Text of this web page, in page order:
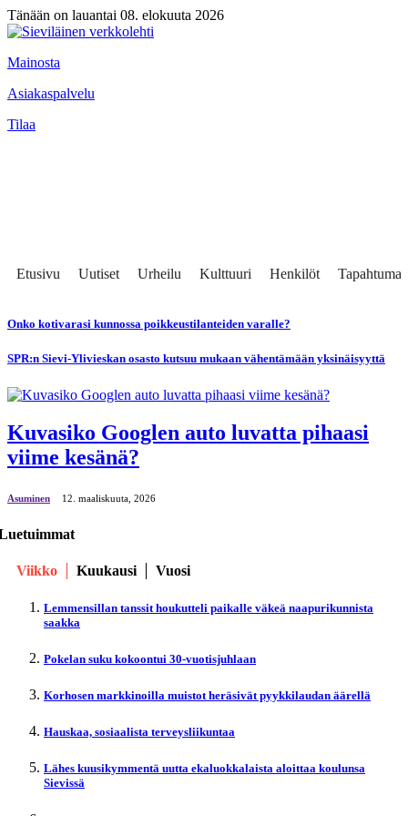
Tänään on lauantai 08. elokuuta 2026
Mainosta
Asiakaspalvelu
Tilaa
Etusivu Uutiset Urheilu Kulttuuri Henkilöt Tapahtumat
Onko kotivarasi kunnossa poikkeustilanteiden varalle?
SPR:n Sievi-Ylivieskan osasto kutsuu mukaan vähentämään yksinäisyyttä
Kuvasiko Googlen auto luvatta pihaasi
viime kesänä?
Asuminen 12. maaliskuuta, 2026
Viikko Kuukausi Vuosi
Lemmensillan tanssit houkutteli paikalle väkeä naapurikunnista
saakka
Pokelan suku kokoontui 30-vuotisjuhlaan
Korhosen markkinoilla muistot heräsivät pyykkilaudan äärellä
Hauskaa, sosiaalista terveysliikuntaa
Lähes kuusikymmentä uutta ekaluokkalaista aloittaa koulunsa
Sievissä